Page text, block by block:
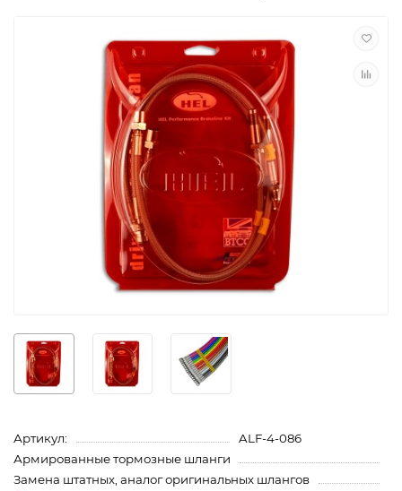
Артикул:
ALF-4-086
Армированные тормозные шланги
Замена штатных, аналог оригинальных шлангов